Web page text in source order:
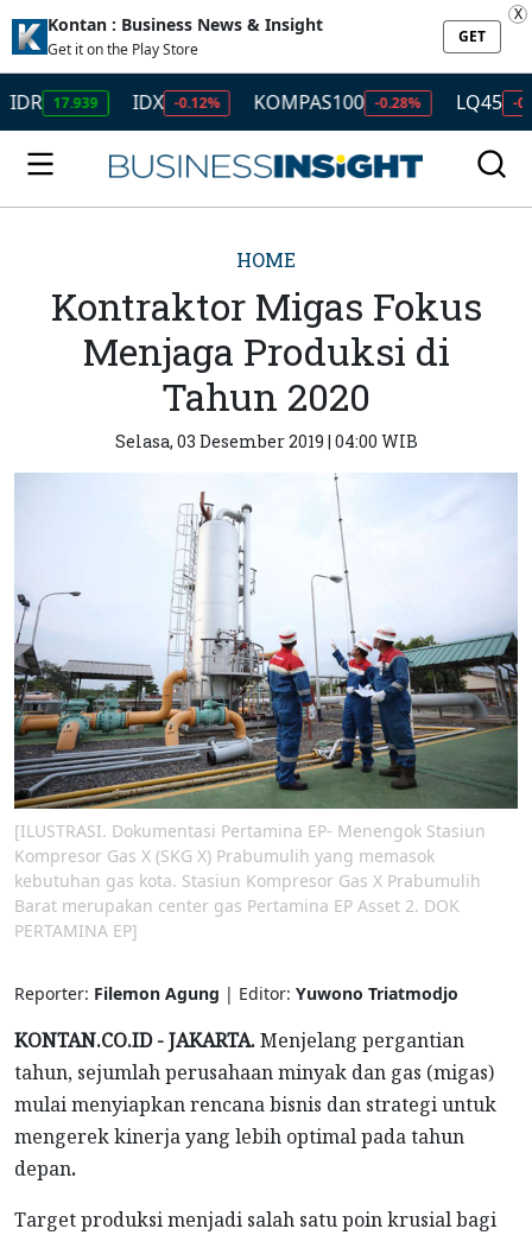
Kontan : Business News & Insight
Get it on the Play Store
GET
X
17.939 IDX -0.12% KOMPAS100 -0.28% LQ45 -0.49%
HOME
Kontraktor Migas Fokus
Menjaga Produksi di
Tahun 2020
Selasa, 03 Desember 2019 | 04:00 WIB
[ILUSTRASI. Dokumentasi Pertamina EP- Menengok Stasiun
Kompresor Gas X (SKG X) Prabumulih yang memasok
kebutuhan gas kota. Stasiun Kompresor Gas X Prabumulih
Barat merupakan center gas Pertamina EP Asset 2. DOK
PERTAMINA EP]
Reporter: Filemon Agung | Editor: Yuwono Triatmodjo
KONTAN.CO.ID - JAKARTA.Menjelang pergantian
tahun, sejumlah perusahaan minyak dan gas (migas)
mulai menyiapkan rencana bisnis dan strategi untuk
mengerek kinerja yang lebih optimal pada tahun
depan.
Target produksi menjadi salah satu poin krusial bagi